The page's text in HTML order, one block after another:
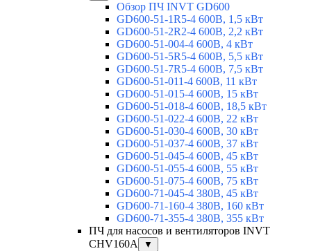
Обзор ПЧ INVT GD600
GD600-51-1R5-4 600В, 1,5 кВт
GD600-51-2R2-4 600В, 2,2 кВт
GD600-51-004-4 600В, 4 кВт
GD600-51-5R5-4 600В, 5,5 кВт
GD600-51-7R5-4 600В, 7,5 кВт
GD600-51-011-4 600В, 11 кВт
GD600-51-015-4 600В, 15 кВт
GD600-51-018-4 600В, 18,5 кВт
GD600-51-022-4 600В, 22 кВт
GD600-51-030-4 600В, 30 кВт
GD600-51-037-4 600В, 37 кВт
GD600-51-045-4 600В, 45 кВт
GD600-51-055-4 600В, 55 кВт
GD600-51-075-4 600В, 75 кВт
GD600-71-045-4 380В, 45 кВт
GD600-71-160-4 380В, 160 кВт
GD600-71-355-4 380В, 355 кВт
ПЧ для насосов и вентиляторов INVT
CHV160A
▼